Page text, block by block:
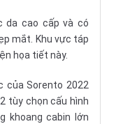
da cao cấp và có
mắt. Khu vực táp
họa tiết này.
của Sorento 2022
tùy chọn cấu hình
khoang cabin lớn